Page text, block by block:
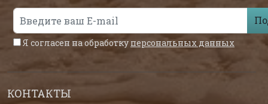
Я согласен на обработку персональных данных
КОНТАКТЫ